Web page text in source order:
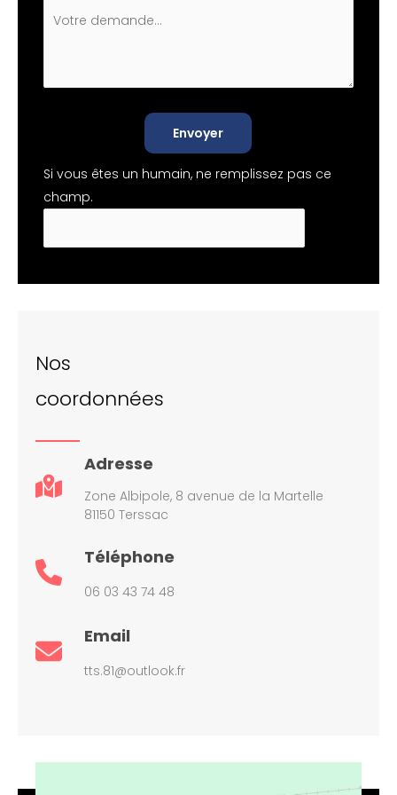
Envoyer
Si vous êtes un humain, ne remplissez pas ce
champ.
Nos
coordonnées
Adresse
Zone Albipole, 8 avenue de la Martelle
81150 Terssac
Téléphone
06 03 43 74 48
Email
tts.81@outlook.fr